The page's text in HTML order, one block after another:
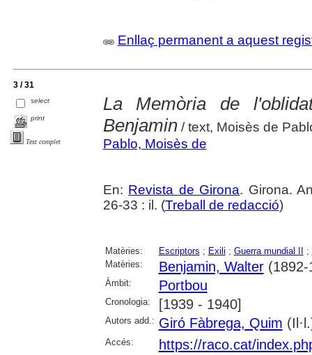
Enllaç permanent a aquest
3 / 31
select
print
Text complet
La Memòria de
Benjamin/ text, Moisès de
Pablo, Moisès de
En: Revista de Girona. Girona.
26-33 : il. (Treball de redacció)
Matèries: Escriptors ; Exili ; Guerra mundial II ;
Matèries:
Benjamin, Walter(1892-
Àmbit: Portbou
Cronologia: [1939 - 1940]
Autors add.: Giró Fàbrega, Quim
Accés: https://raco.cat/